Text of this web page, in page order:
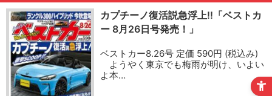
カプチーノ復活説急浮上!!「ベストカ
ー 8月26日号発売！」
ベストカー8.26号 定価 590円 (税込み)
ようやく東京でも梅雨が明け、いよい
よ本…